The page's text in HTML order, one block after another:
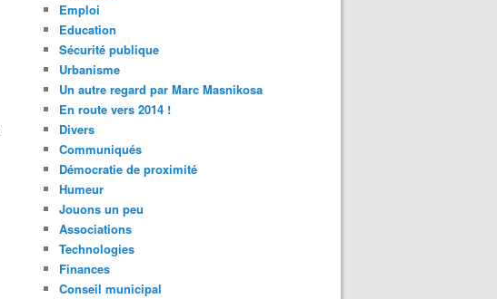
Emploi
Education
Sécurité publique
Urbanisme
Un autre regard par Marc Masnikosa
En route vers 2014 !
Divers
Communiqués
Démocratie de proximité
Humeur
Jouons un peu
Associations
Technologies
Finances
Conseil municipal